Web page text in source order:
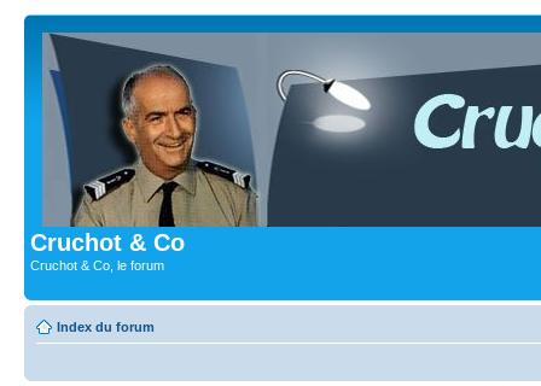
Cruchot & Co
Cruchot & Co, le forum
Index du forum